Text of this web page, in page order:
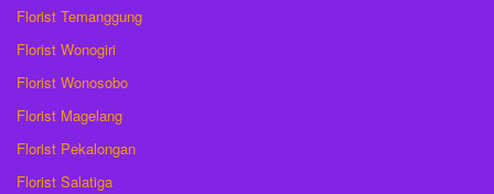
Florist Temanggung
Florist Wonogiri
Florist Wonosobo
Florist Magelang
Florist Pekalongan
Florist Salatiga